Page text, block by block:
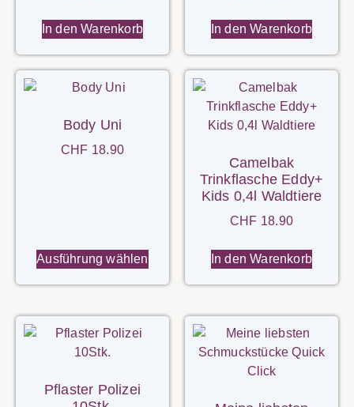
In den Warenkorb In den Warenkorb
Body Uni
CHF 18.90
Ausführung wählen
Camelbak
Trinkflasche Eddy+
Kids 0,4l Waldtiere
CHF 18.90
In den Warenkorb
Pflaster Polizei